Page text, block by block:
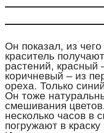
Он показал, из
краситель
растений, красный
коричневый – из
ореха. Только
Он тоже
смешивания
несколько часов в
погружают в